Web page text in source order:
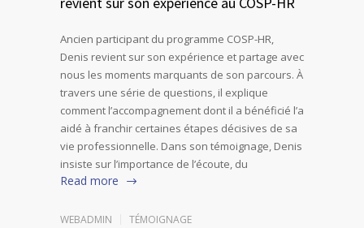
Ancien participant du programme COSP-HR,
Denis revient sur son expérience et partage avec
nous les moments marquants de son parcours. À
travers une série de questions, il explique
comment l’accompagnement dont il a bénéficié l’a
aidé à franchir certaines étapes décisives de sa
vie professionnelle. Dans son témoignage, Denis
insiste sur l’importance de l’écoute, du
Read more
WEBADMIN TÉMOIGNAGE